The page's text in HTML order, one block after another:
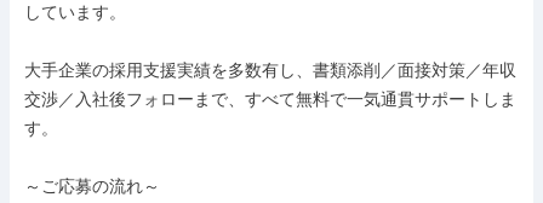
しています。
大手企業の採用支援実績を多数有し、書類添削／面接対策／年収
交渉／入社後フォローまで、すべて無料で一気通貫サポートしま
す。
～ご応募の流れ～